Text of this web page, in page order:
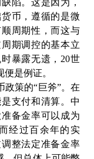
陷。这是因为，
币，遵循的是微
周期性，而这与
期调控的基本立
暴露无遗，20世
是例证。
政策的“巨斧”。在
支付和清算。中
备金率可以成为
经过百余年的实
整法定准备金率